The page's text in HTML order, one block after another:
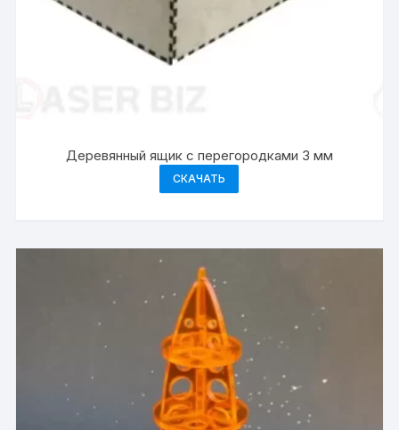
Деревянный ящик с перегородками 3 мм
СКАЧАТЬ